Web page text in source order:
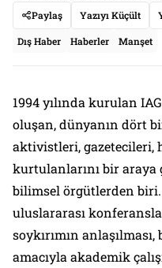
Paylaş
Yazıyı Küçült
Dış Haber Haberler Manşet
1994 yılında kurulan
oluşan, dünyanın dört
aktivistleri, gazetecileri,
kurtulanlarını bir araya
bilimsel örgütlerden
uluslararası
soykırımın
amacıyla akademik